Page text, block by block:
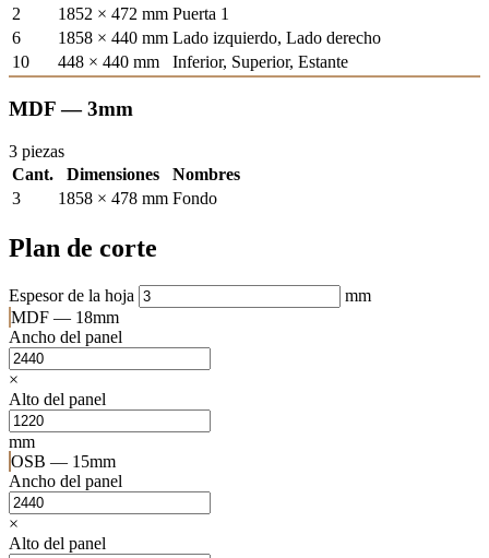
2
1852 × 472 mm Puerta 1
6
1858 × 440 mm Lado izquierdo, Lado derecho
10
448 × 440 mm Inferior, Superior, Estante
MDF — 3mm
3 piezas
Cant.
Dimensiones
Nombres
3
1858 × 478 mm Fondo
Plan de corte
Espesor de la hoja
mm
MDF — 18mm
Ancho del panel
×
Alto del panel
mm
OSB — 15mm
Ancho del panel
×
Alto del panel